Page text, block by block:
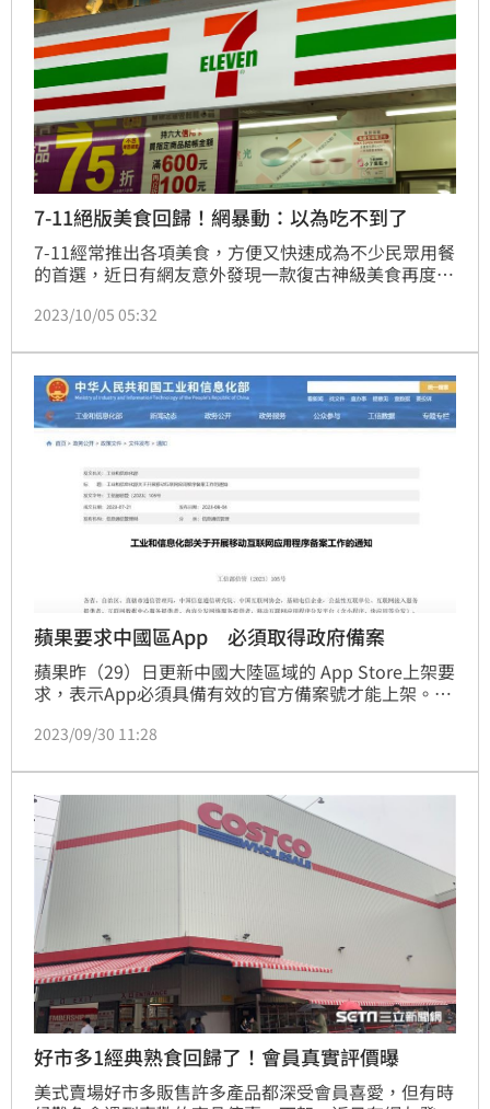
7-11絕版美食回歸！網暴動：以為吃不到了
7-11經常推出各項美食，方便又快速成為不少民眾用餐
的首選，近日有網友意外發現一款復古神級美食再度上
起網友熱議。
2023/10/05 05:32
蘋果要求中國區App 必須取得政府備案
蘋果昨（29）日更新中國大陸區域的 App Store上架要
求，表示App必須具備有效的官方備案號才能上架。這
府備案，明年4月1日起恐將無法更新，面臨強制下架。
2023/09/30 11:28
好市多1經典熟食回歸了！會員真實評價曝
美式賣場好市多販售許多產品都深受會員喜愛，但有時